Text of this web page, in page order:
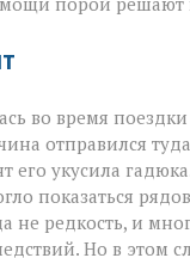
во время
отправился
его укусила
показаться
не редкость, и
Но в этом